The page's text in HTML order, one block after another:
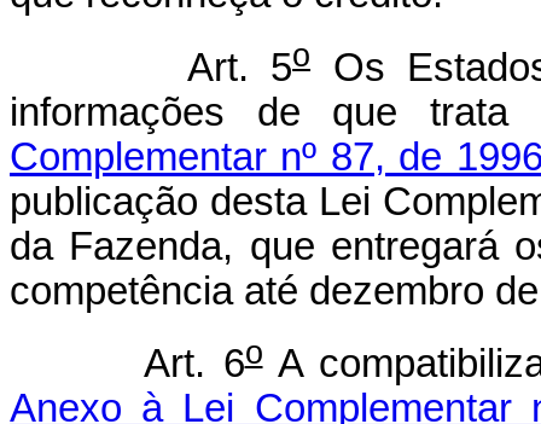
Art. 5o
Os
informações de que
Complementar nº 87, de
publicação desta Lei
da Fazenda, que entregará
competência até dezembro
Art. 6oA
Anexo à Lei Complementar